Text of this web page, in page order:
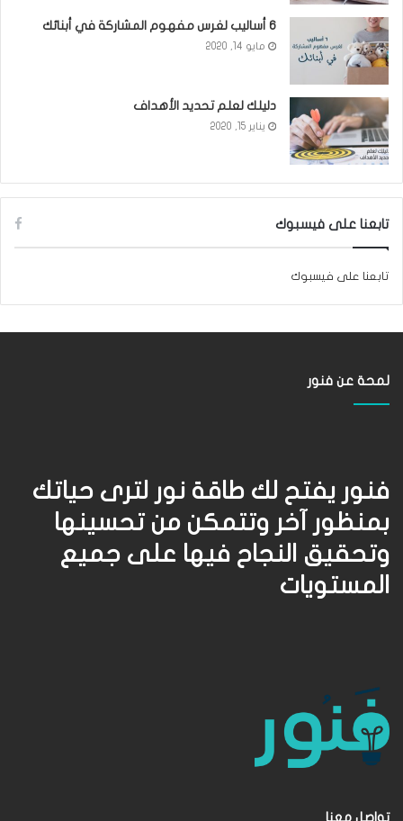
6 أساليب لغرس مفهوم المشاركة في أبنائك
مايو 14, 2020
دليلك لعلم تحديد الأهداف
يناير 15, 2020
تابعنا على فيسبوك
تابعنا على فيسبوك
لمحة عن فنور
فنور يفتح لك طاقة نور لترى حياتك
بمنظور آخر وتتمكن من تحسينها
وتحقيق النجاح فيها على جميع
المستويات
تواصل معنا